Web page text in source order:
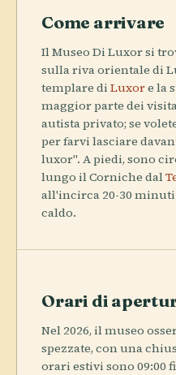
Come arrivare
Il Museo Di Luxor si
sulla riva orientale di
templare di Luxore la
maggior parte dei
autista privato; se
per farvi lasciare
luxor". A piedi, sono
lungo il Corniche dal
all'incirca 20-30 minuti
caldo.
Orari di
Nel 2026, il museo
spezzate, con una
orari estivi sono 09:00